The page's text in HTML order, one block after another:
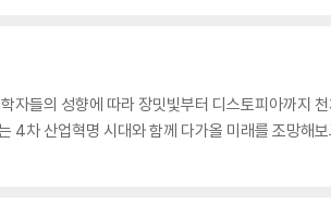
자들의 성향에 따라 장밋빛부터 디스토피아까지
4차 산업혁명 시대와 함께 다가올 미래를 조망